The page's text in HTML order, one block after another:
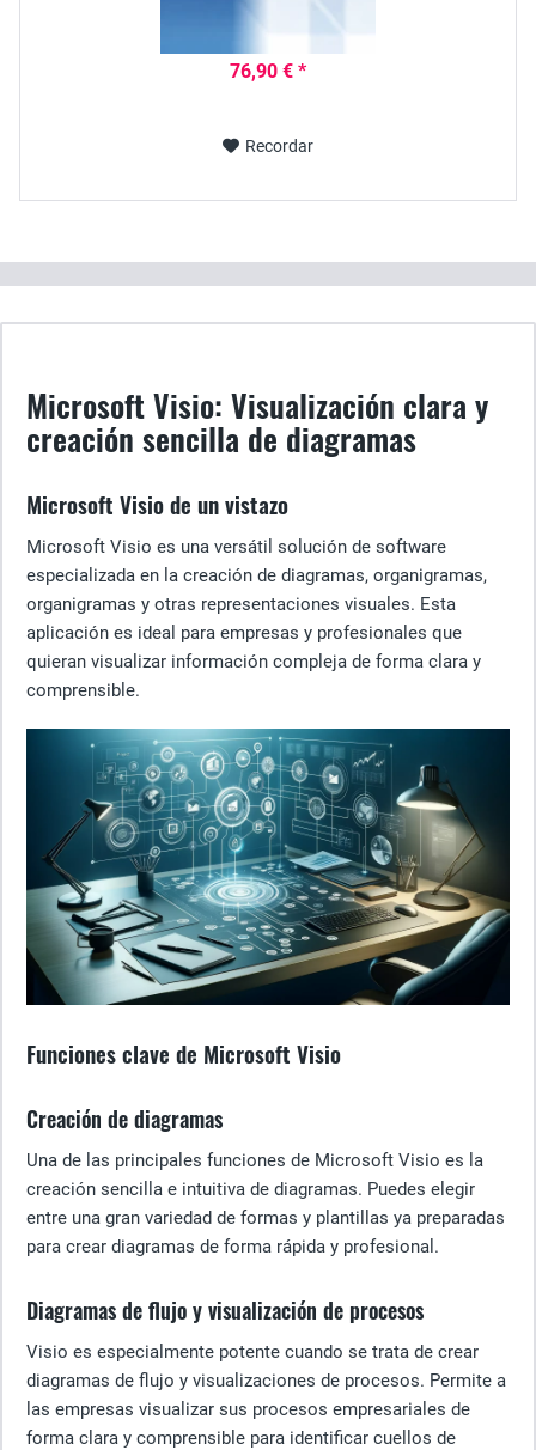
76,90 € *
Recordar
Microsoft Visio: Visualización clara y
creación sencilla de diagramas
Microsoft Visio de un vistazo
Microsoft Visio es una versátil solución de software
especializada en la creación de diagramas, organigramas,
organigramas y otras representaciones visuales. Esta
aplicación es ideal para empresas y profesionales que
quieran visualizar información compleja de forma clara y
comprensible.
Funciones clave de Microsoft Visio
Creación de diagramas
Una de las principales funciones de Microsoft Visio es la
creación sencilla e intuitiva de diagramas. Puedes elegir
entre una gran variedad de formas y plantillas ya preparadas
para crear diagramas de forma rápida y profesional.
Diagramas de flujo y visualización de procesos
Visio es especialmente potente cuando se trata de crear
diagramas de flujo y visualizaciones de procesos. Permite a
las empresas visualizar sus procesos empresariales de
forma clara y comprensible para identificar cuellos de